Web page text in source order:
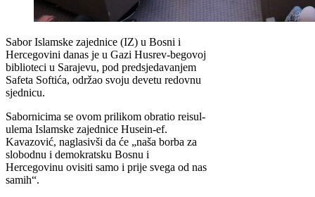
Sabor Islamske zajednice (IZ) u Bosni i
Hercegovini danas je u Gazi Husrev-begovoj
biblioteci u Sarajevu, pod predsjedavanjem
Safeta Softića, održao svoju devetu redovnu
sjednicu.
Sabornicima se ovom prilikom obratio reisul-
ulema Islamske zajednice Husein-ef.
Kavazović, naglasivši da će „naša borba za
slobodnu i demokratsku Bosnu i
Hercegovinu ovisiti samo i prije svega od nas
samih“.